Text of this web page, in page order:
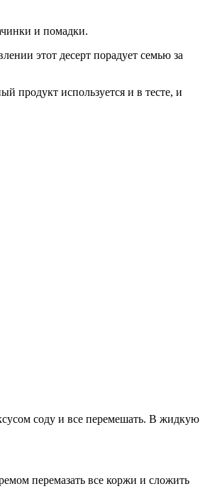
и помадки.
этот десерт порадует семью за
продукт используется и в тесте, и
соду и все перемешать. В жидкую
перемазать все коржи и сложить